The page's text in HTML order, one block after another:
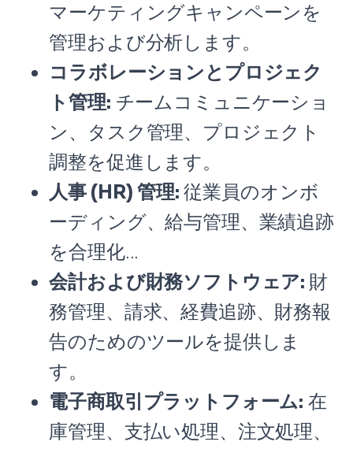
マーケティングキャンペーンを
管理および分析します。
コラボレーションとプロジェク
ト管理: チームコミュニケーショ
ン、タスク管理、プロジェクト
調整を促進します。
人事 (HR) 管理: 従業員のオンボ
ーディング、給与管理、業績追跡
を合理化...
会計および財務ソフトウェア: 財
務管理、請求、経費追跡、財務報
告のためのツールを提供しま
す。
電子商取引プラットフォーム: 在
庫管理、支払い処理、注文処理、